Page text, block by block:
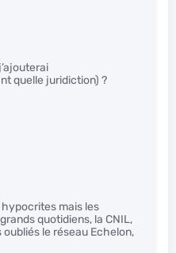
quelle juridiction) ?
hypocrites mais les
quotidiens, la CNIL,
le réseau Echelon,